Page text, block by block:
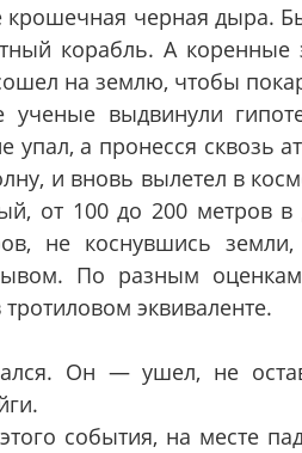
черная дыра.
корабль. А коренные
на землю, чтобы
выдвинули
упал, а пронесся сквозь
и вновь вылетел в
от 100 до 200 метров
не коснувшись
По разным
эквиваленте.
Он — ушел, не
события, на месте